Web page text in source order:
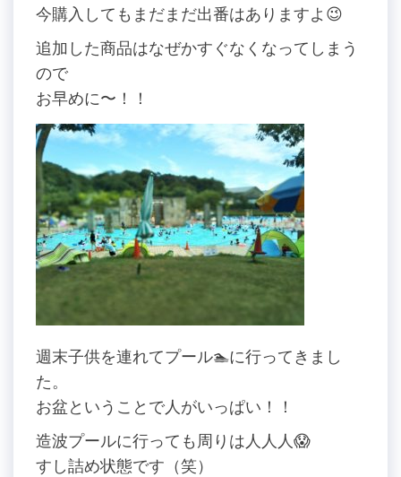
今購入してもまだまだ出番はありますよ😉
追加した商品はなぜかすぐなくなってしまう
ので
お早めに〜！！
週末子供を連れてプール🏊に行ってきまし
た。
お盆ということで人がいっぱい！！
造波プールに行っても周りは人人人😱
すし詰め状態です（笑）